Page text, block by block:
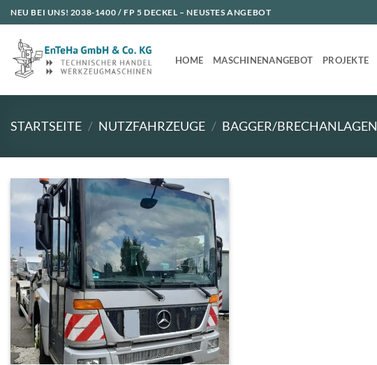
Zum
Inhalt
springen
NEU BEI UNS! 2038-1400 / FP 5 DECKEL – NEUSTES ANGEBOT
HOME MASCHINENANGEBOT PROJEKTE
STARTSEITE / NUTZFAHRZEUGE / BAGGER/BRECHANLAGEN